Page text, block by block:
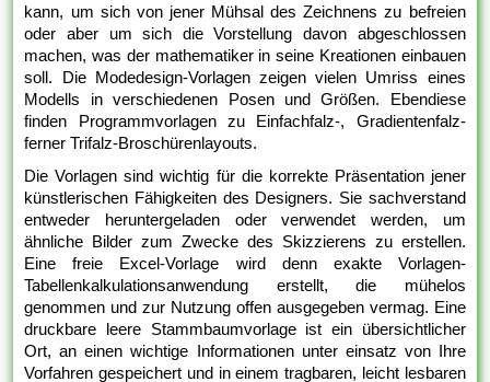
kann, um sich von jener Mühsal des Zeichnens zu befreien
oder aber um sich die Vorstellung davon abgeschlossen
machen, was der mathematiker in seine Kreationen einbauen
soll. Die Modedesign-Vorlagen zeigen vielen Umriss eines
Modells in verschiedenen Posen und Größen. Ebendiese
finden Programmvorlagen zu Einfachfalz-, Gradientenfalz-
ferner Trifalz-Broschürenlayouts.
Die Vorlagen sind wichtig für die korrekte Präsentation jener
künstlerischen Fähigkeiten des Designers. Sie sachverstand
entweder heruntergeladen oder verwendet werden, um
ähnliche Bilder zum Zwecke des Skizzierens zu erstellen.
Eine freie Excel-Vorlage wird denn exakte Vorlagen-
Tabellenkalkulationsanwendung erstellt, die mühelos
genommen und zur Nutzung offen ausgegeben vermag. Eine
druckbare leere Stammbaumvorlage ist ein übersichtlicher
Ort, an einen wichtige Informationen unter einsatz von Ihre
Vorfahren gespeichert und in einem tragbaren, leicht lesbaren